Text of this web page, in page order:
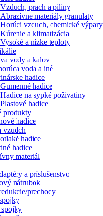
Vzduch, prach a piliny
Abrazívne materiály granuláty
Horúci vzduch, chemické výpary
Kúrenie a klimatizácia
Vysoké a nízke teploty
vody a kalov
voda a iné
hadice
Gumenné hadice
Hadice na sypké poživatiny
Plastové hadice
produkty
hadice
vzudch
hadice
hadice
materiál
a príslušenstvo
nátrubok
prechody
spojky